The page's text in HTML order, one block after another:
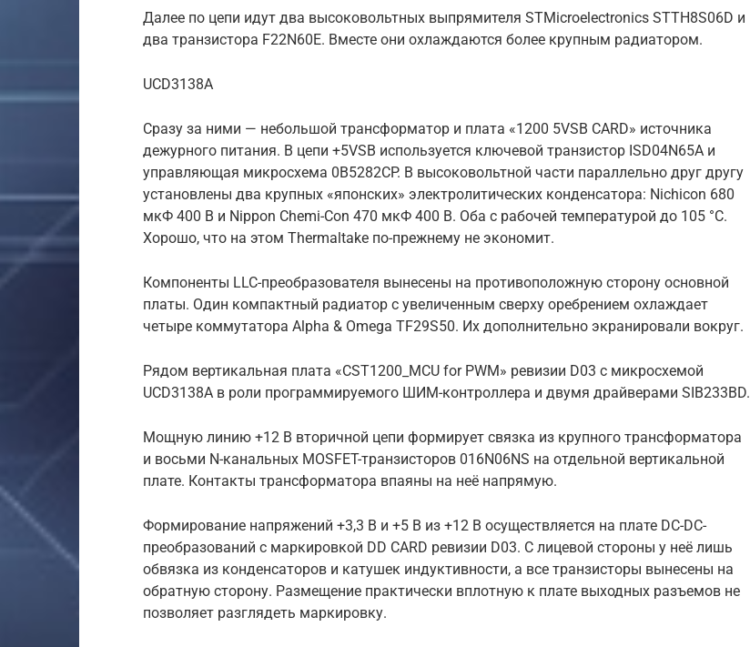
Далее по цепи идут два высоковольтных выпрямителя STMicroelectronics STTH8S06D и
два транзистора F22N60E. Вместе они охлаждаются более крупным радиатором.
UCD3138A
Сразу за ними — небольшой трансформатор и плата «1200 5VSB CARD» источника
дежурного питания. В цепи +5VSB используется ключевой транзистор ISD04N65A и
управляющая микросхема 0B5282CP. В высоковольтной части параллельно друг другу
установлены два крупных «японских» электролитических конденсатора: Nichicon 680
мкФ 400 В и Nippon Chemi-Con 470 мкФ 400 В. Оба с рабочей температурой до 105 °C.
Хорошо, что на этом Thermaltake по-прежнему не экономит.
Компоненты LLC-преобразователя вынесены на противоположную сторону основной
платы. Один компактный радиатор с увеличенным сверху оребрением охлаждает
четыре коммутатора Alpha & Omega TF29S50. Их дополнительно экранировали вокруг.
Рядом вертикальная плата «CST1200_MCU for PWM» ревизии D03 с микросхемой
UCD3138A в роли программируемого ШИМ-контроллера и двумя драйверами SIB233BD.
Мощную линию +12 В вторичной цепи формирует связка из крупного трансформатора
и восьми N-канальных MOSFET-транзисторов 016N06NS на отдельной вертикальной
плате. Контакты трансформатора впаяны на неё напрямую.
Формирование напряжений +3,3 В и +5 В из +12 В осуществляется на плате DC-DC-
преобразований с маркировкой DD CARD ревизии D03. С лицевой стороны у неё лишь
обвязка из конденсаторов и катушек индуктивности, а все транзисторы вынесены на
обратную сторону. Размещение практически вплотную к плате выходных разъемов не
позволяет разглядеть маркировку.